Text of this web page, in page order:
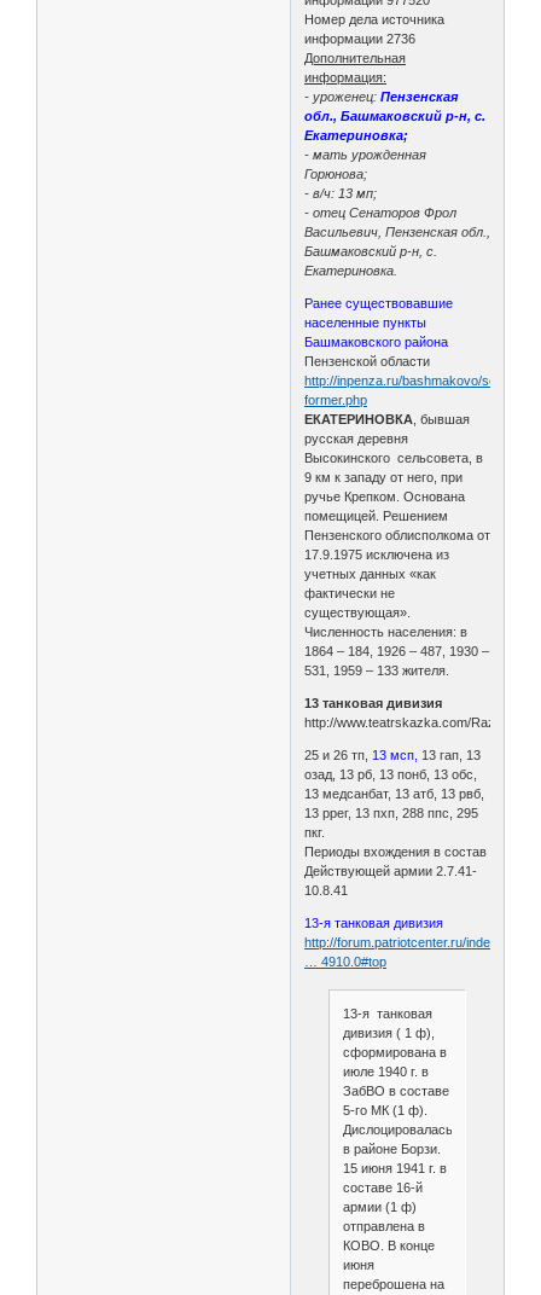
Номер дела источника
информации 2736
Дополнительная
информация:
- уроженец:Пензенская
обл., Башмаковский р-н, с.
Екатериновка;
- мать урожденная
Горюнова;
- в/ч: 13 мп;
- отец Сенаторов Фрол
Васильевич, Пензенская обл.,
Башмаковский р-н, с.
Екатериновка.
Ранее существовавшие
населенные пункты
Башмаковского района
Пензенской области
http://inpenza.ru/bashmakovo/
former.php
ЕКАТЕРИНОВКА , бывшая
русская деревня
Высокинского сельсовета, в
9 км к западу от него, при
ручье Крепком. Основана
помещицей. Решением
Пензенского облисполкома от
17.9.1975 исключена из
учетных данных «как
фактически не
существующая».
Численность населения: в
1864 – 184, 1926 – 487, 1930 –
531, 1959 – 133 жителя.
13 танковая дивизия
http://www.teatrskazka.com/Raznoe/
25 и 26 тп, 13 мсп, 13 гап, 13
озад, 13 рб, 13 понб, 13 обс,
13 медсанбат, 13 атб, 13 рвб,
13 ррег, 13 пхп, 288 ппс, 295
пкг.
Периоды вхождения в состав
Действующей армии 2.7.41-
10.8.41
13-я танковая дивизия
http://forum.patriotcenter.ru/index.php
… 4910.0#top
13-я танковая
дивизия ( 1 ф),
сформирована в
июле 1940 г. в
ЗабВО в составе
5-го МК (1 ф).
Дислоцировалась
в районе Борзи.
15 июня 1941 г. в
составе 16-й
армии (1 ф)
отправлена в
КОВО. В конце
июня
переброшена на